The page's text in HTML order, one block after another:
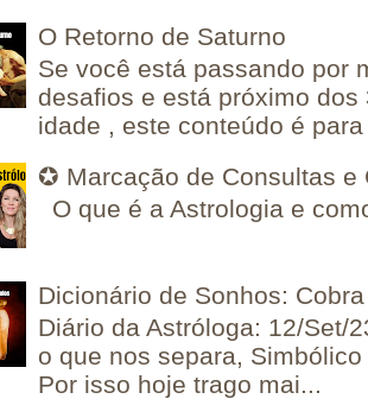
O Retorno de Saturno
Se você está passando por
desafios e está próximo
idade , este conteúdo é
✪ Marcação de Consultas e
O que é a Astrologia e
Dicionário de Sonhos: Cobra
Diário da Astróloga: 12/Set/
o que nos separa,
Por isso hoje trago mai...